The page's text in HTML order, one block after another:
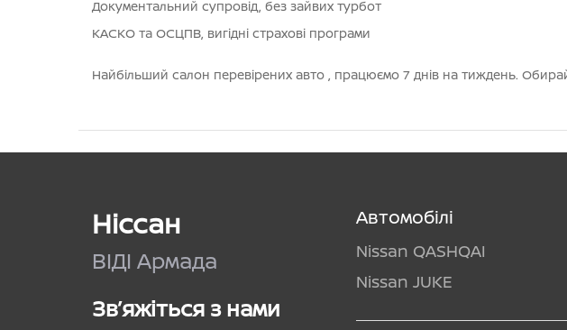
Документальний супровід, без зайвих турбот
КАСКО та ОСЦПВ, вигідні страхові програми
Найбільший салон перевірених авто , працюємо 7 днів на тиждень.
Ніссан
ВІДІ Армада
Зв’яжіться з нами
Автомобілі
Nissan QASHQAI
Nissan JUKE